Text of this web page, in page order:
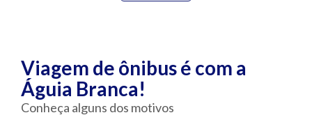
Posso transferir minha passagem de ônibus
para outra pessoa?
Viagem de ônibus é com a
Águia Branca!
Conheça alguns dos motivos